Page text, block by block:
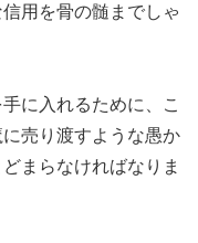
用を骨の髄までしゃ
に入れるために、こ
売り渡すような愚か
まらなければなりま